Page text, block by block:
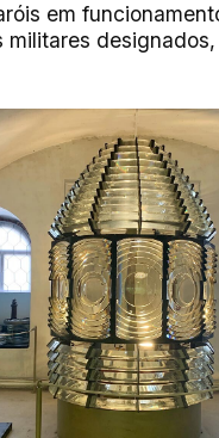
em
militares